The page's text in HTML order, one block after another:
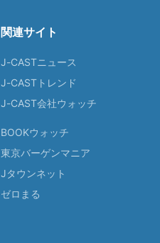
関連サイト
J-CASTニュース
J-CASTトレンド
J-CAST会社ウォッチ
BOOKウォッチ
東京バーゲンマニア
Jタウンネット
ゼロまる